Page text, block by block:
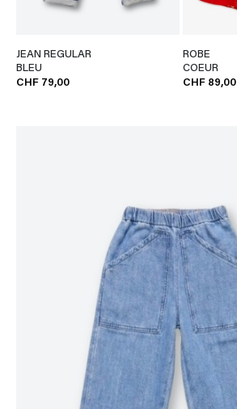
JEAN REGULAR
BLEU
CHF 79,00
ROBE
COEUR
CHF 89,00